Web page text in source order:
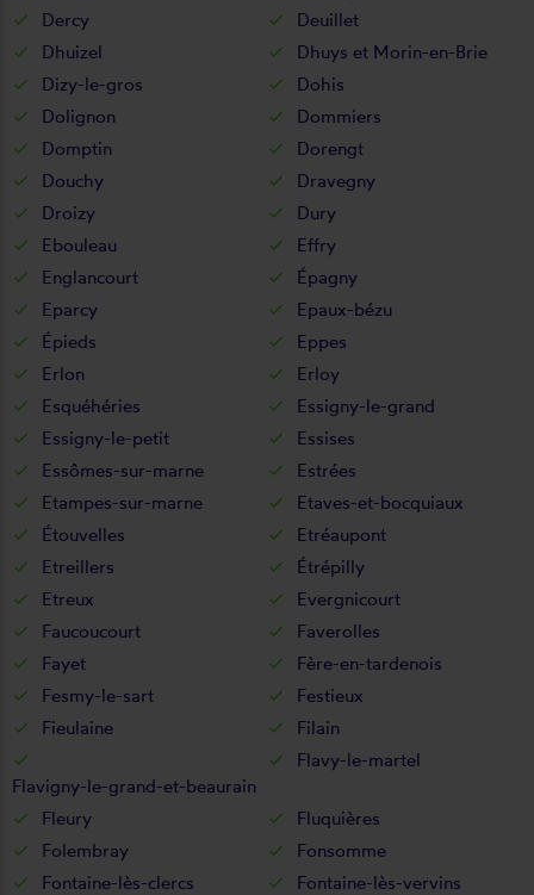
Dercy
Deuillet
Dhuizel
Dhuys et Morin-en-Brie
Dizy-le-gros
Dohis
Dolignon
Dommiers
Domptin
Dorengt
Douchy
Dravegny
Droizy
Dury
Ebouleau
Effry
Englancourt
Épagny
Eparcy
Epaux-bézu
Épieds
Eppes
Erlon
Erloy
Esquéhéries
Essigny-le-grand
Essigny-le-petit
Essises
Essômes-sur-marne
Estrées
Etampes-sur-marne
Etaves-et-bocquiaux
Étouvelles
Etréaupont
Etreillers
Étrépilly
Etreux
Evergnicourt
Faucoucourt
Faverolles
Fayet
Fère-en-tardenois
Fesmy-le-sart
Festieux
Fieulaine
Filain
Flavigny-le-grand-et-beaurain
Flavy-le-martel
Fleury
Fluquières
Folembray
Fonsomme
Fontaine-lès-clercs
Fontaine-lès-vervins